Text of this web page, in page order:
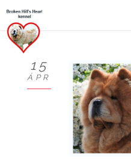
BEMUTATKOZÁS
15
ÁPR